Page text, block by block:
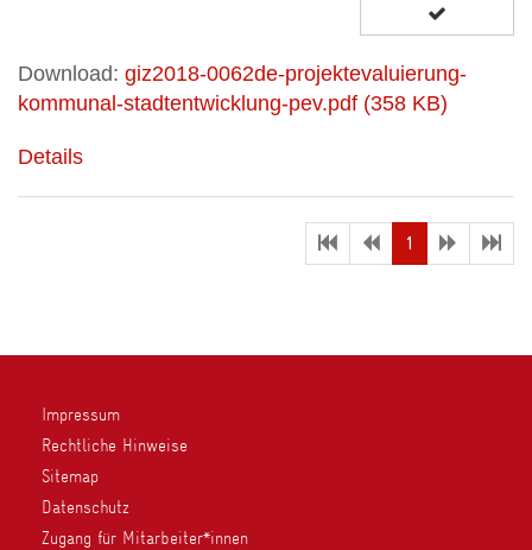
Download: giz2018-0062de-projektevaluierung-
kommunal-stadtentwicklung-pev.pdf (358 KB)
Details
1 (current)
Impressum
Rechtliche Hinweise
Sitemap
Datenschutz
Zugang für Mitarbeiter*innen